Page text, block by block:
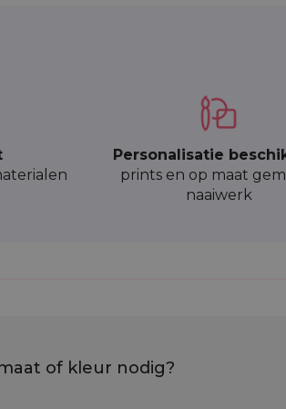
Personalisatie
prints en op maat
naaiwerk
of kleur nodig?